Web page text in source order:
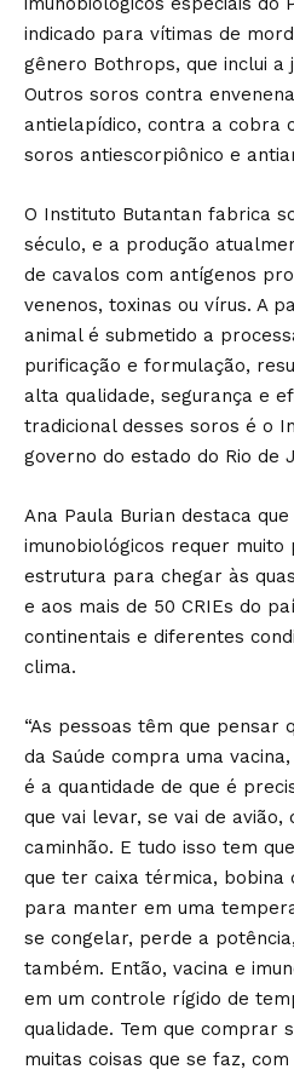
indicado para vítimas de
gênero Bothrops, que inclui a
Outros soros contra
antielapídico, contra a cobra
soros antiescorpiônico e
O Instituto Butantan fabrica
século, e a produção
de cavalos com antígenos
venenos, toxinas ou vírus. A
animal é submetido a
purificação e formulação,
alta qualidade, segurança e
tradicional desses soros é o
governo do estado do Rio de
Ana Paula Burian destaca
imunobiológicos requer
estrutura para chegar às
e aos mais de 50 CRIEs do
continentais e diferentes
clima.
“As pessoas têm que pensar
da Saúde compra uma
é a quantidade de que é
que vai levar, se vai de
caminhão. E tudo isso tem
que ter caixa térmica,
para manter em uma
se congelar, perde a
também. Então, vacina e
em um controle rígido de
qualidade. Tem que comprar
muitas coisas que se faz,